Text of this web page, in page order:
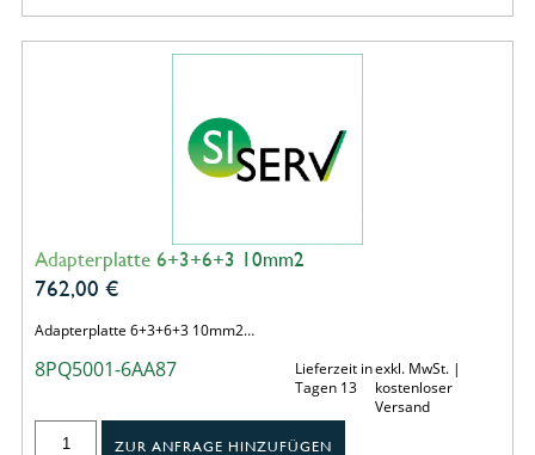
Adapterplatte 6+3+6+3 10mm2
762,00 €
Adapterplatte 6+3+6+3 10mm2…
8PQ5001-6AA87
Lieferzeit in
Tagen 13
exkl. MwSt. |
kostenloser
Versand
ZUR ANFRAGE HINZUFÜGEN